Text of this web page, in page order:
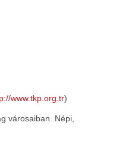
www.tkp.org.tr)
városaiban. Népi,